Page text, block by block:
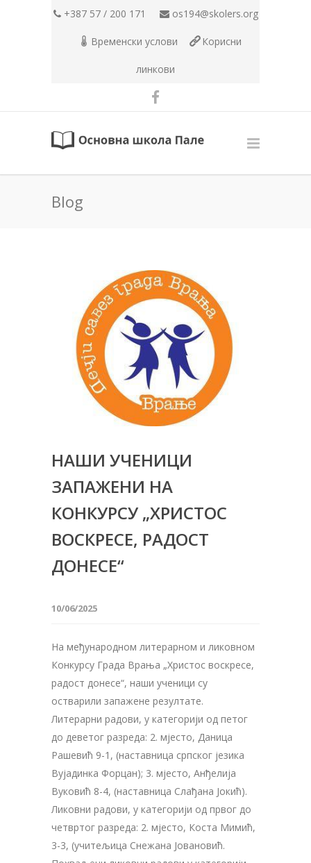
+387 57 / 200 171 os194@skolers.org
Временски услови Корисни
линкови
Blog
НАШИ УЧЕНИЦИ
ЗАПАЖЕНИ НА
КОНКУРСУ „ХРИСТОС
ВОСКРЕСЕ, РАДОСТ
ДОНЕСЕ“
10/06/2025
На међународном литерарном и ликовном
Конкурсу Града Врања „Христос воскресе,
радост донесе“, наши ученици су
остварили запажене резултате.
Литерарни радови, у категорији од петог
до деветог разреда: 2. мјесто, Даница
Рашевић 9-1, (наставница српског језика
Вујадинка Форцан); 3. мјесто, Анђелија
Вуковић 8-4, (наставница Слађана Јокић).
Ликовни радови, у категорији од првог до
четвртог разреда: 2. мјесто, Коста Мимић,
3-3, (учитељица Снежана Јовановић.